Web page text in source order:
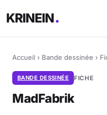
KRINEIN
Accueil › Bande dessinée ›
BANDE DESSINÉE FICHE
MadFabrik